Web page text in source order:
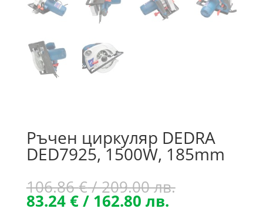
Ръчен циркуляр DEDRA
DED7925, 1500W, 185mm
106.86€/ 209.00 лв.Original
83.24€/ 162.80 лв.Текущата